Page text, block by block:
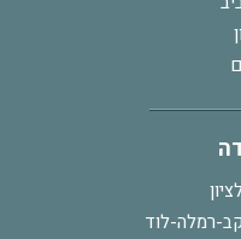
רמלה-לוד